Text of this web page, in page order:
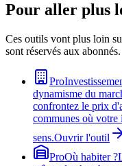
Pour aller plus
Ces outils vont plus loin
sont réservés aux abonnés.
Pro
dynamisme du
confrontez le prix
communes où votre
sens.Ouvrir l'outil
ProOù habiter ?